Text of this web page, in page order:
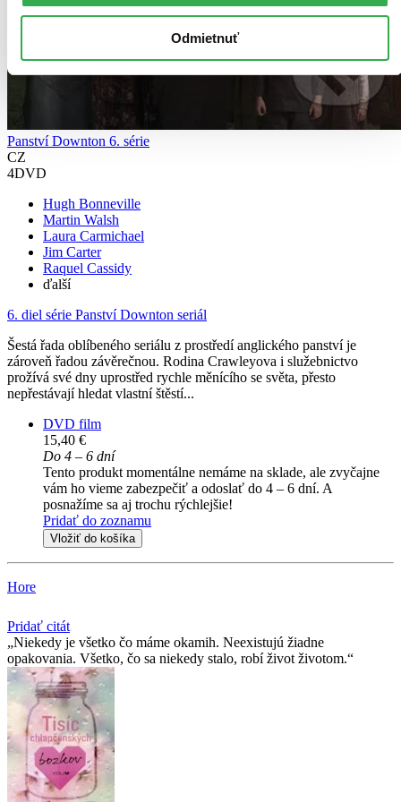
Odmietnuť
Panství Downton 6. série
CZ
4DVD
Hugh Bonneville
Martin Walsh
Laura Carmichael
Jim Carter
Raquel Cassidy
ďalší
6. diel série Panství Downton seriál
Šestá řada oblíbeného seriálu z prostředí anglického panství je
zároveň řadou závěrečnou. Rodina Crawleyova i služebnictvo
prožívá své dny uprostřed rychle měnícího se světa, přesto
nepřestávají hledat vlastní štěstí...
DVD film
15,40 €
Do 4 – 6 dní
Tento produkt momentálne nemáme na sklade, ale zvyčajne
vám ho vieme zabezpečiť a odoslať do 4 – 6 dní. A
posnažíme sa aj trochu rýchlejšie!
Pridať do zoznamu
Vložiť do košíka
Hore
Pridať citát
Niekedy je všetko čo máme okamih. Neexistujú žiadne
opakovania. Všetko, čo sa niekedy stalo, robí život životom.